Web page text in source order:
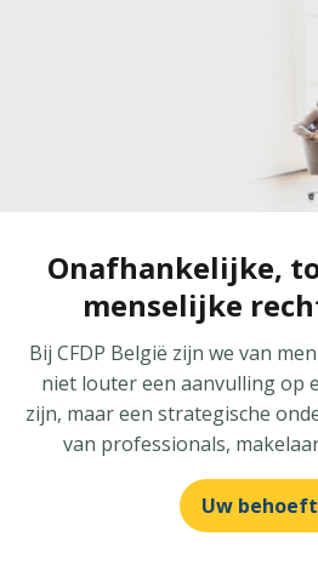
Onafhankelijke,
menselijke
Bij CFDP België zijn we van
niet louter een aanvulling op
zijn, maar een strategische
van professionals,
Uw